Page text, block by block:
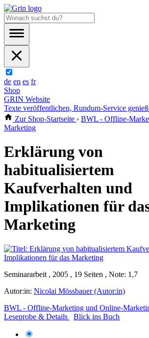
de en es fr
Shop
GRIN Website
Texte veröffentlichen, Rundum-Service
Zur Shop-Startseite › BWL - Offline-
Marketing
Erklärung von
habitualisiertem
Kaufverhalten und
Implikationen für
Marketing
Seminararbeit , 2005 , 19 Seiten , Note: 1,7
Autor:in: Nicolai Mössbauer (Autor:in)
BWL - Offline-Marketing und Online-
Leseprobe & Details
Blick ins Buch